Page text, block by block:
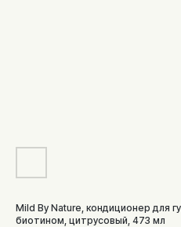
Mild By Nature, кондиционер для
биотином, цитрусовый, 473 мл